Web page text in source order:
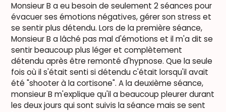
Monsieur B a eu besoin de seulement 2 séances pour
évacuer ses émotions négatives, gérer son stress et
se sentir plus détendu. Lors de la première séance,
Monsieur B a lâché pas mal d'émotions et il m'a dit se
sentir beaucoup plus léger et complètement
détendu après être remonté d'hypnose. Que la seule
fois où il s'était senti si détendu c'était lorsqu'il avait
été "shooter à la cortisone". A la deuxième séance,
monsieur B m'explique qu'il a beaucoup pleurer durant
les deux jours qui sont suivis la séance mais se sent